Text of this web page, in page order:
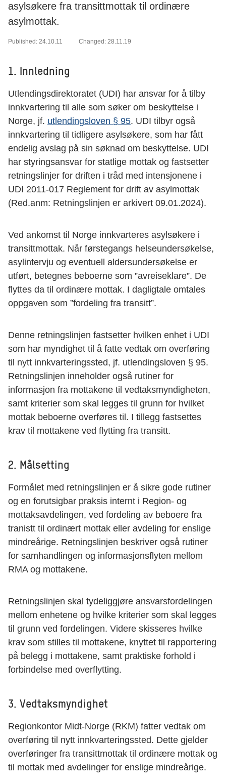
asylsøkere fra transittmottak til ordinære
asylmottak.
Published: 24.10.11 Changed: 28.11.19
1. Innledning
Utlendingsdirektoratet (UDI) har ansvar for å tilby
innkvartering til alle som søker om beskyttelse i
Norge, jf. utlendingsloven § 95. UDI tilbyr også
innkvartering til tidligere asylsøkere, som har fått
endelig avslag på sin søknad om beskyttelse. UDI
har styringsansvar for statlige mottak og fastsetter
retningslinjer for driften i tråd med intensjonene i
UDI 2011-017 Reglement for drift av asylmottak
(Red.anm: Retningslinjen er arkivert 09.01.2024).
Ved ankomst til Norge innkvarteres asylsøkere i
transittmottak. Når førstegangs helseundersøkelse,
asylintervju og eventuell aldersundersøkelse er
utført, betegnes beboerne som ”avreiseklare”. De
flyttes da til ordinære mottak. I dagligtale omtales
oppgaven som ”fordeling fra transitt”.
Denne retningslinjen fastsetter hvilken enhet i UDI
som har myndighet til å fatte vedtak om overføring
til nytt innkvarteringssted, jf. utlendingsloven § 95.
Retningslinjen inneholder også rutiner for
informasjon fra mottakene til vedtaksmyndigheten,
samt kriterier som skal legges til grunn for hvilket
mottak beboerne overføres til. I tillegg fastsettes
krav til mottakene ved flytting fra transitt.
2. Målsetting
Formålet med retningslinjen er å sikre gode rutiner
og en forutsigbar praksis internt i Region- og
mottaksavdelingen, ved fordeling av beboere fra
tranistt til ordinært mottak eller avdeling for enslige
mindreårige. Retningslinjen beskriver også rutiner
for samhandlingen og informasjonsflyten mellom
RMA og mottakene.
Retningslinjen skal tydeliggjøre ansvarsfordelingen
mellom enhetene og hvilke kriterier som skal legges
til grunn ved fordelingen. Videre skisseres hvilke
krav som stilles til mottakene, knyttet til rapportering
på belegg i mottakene, samt praktiske forhold i
forbindelse med overflytting.
3. Vedtaksmyndighet
Regionkontor Midt-Norge (RKM) fatter vedtak om
overføring til nytt innkvarteringssted. Dette gjelder
overføringer fra transittmottak til ordinære mottak og
til mottak med avdelinger for enslige mindreårige.